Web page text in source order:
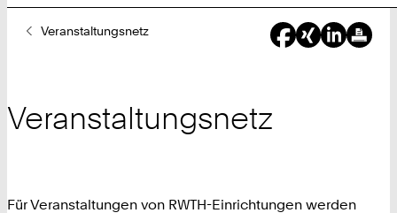
SieVeranstaltungsnetz
Veranstaltungsnetz
Für Veranstaltungen von RWTH-Einrichtungen werden